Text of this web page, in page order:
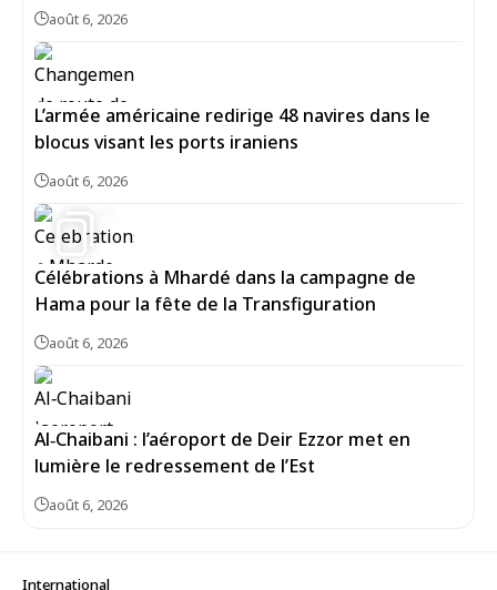
août 6, 2026
L’armée américaine redirige 48 navires dans le
blocus visant les ports iraniens
août 6, 2026
Célébrations à Mhardé dans la campagne de
Hama pour la fête de la Transfiguration
août 6, 2026
Al‑Chaibani : l’aéroport de Deir Ezzor met en
lumière le redressement de l’Est
août 6, 2026
International